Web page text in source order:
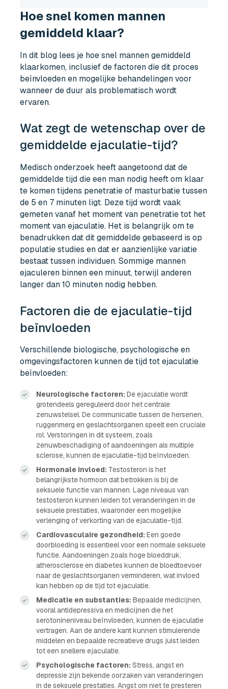
Hoe snel komen mannen
gemiddeld klaar?
In dit blog lees je hoe snel mannen gemiddeld
klaarkomen, inclusief de factoren die dit proces
beïnvloeden en mogelijke behandelingen voor
wanneer de duur als problematisch wordt
ervaren.
Wat zegt de wetenschap over de
gemiddelde ejaculatie-tijd?
Medisch onderzoek heeft aangetoond dat de
gemiddelde tijd die een man nodig heeft om klaar
te komen tijdens penetratie of masturbatie tussen
de 5 en 7 minuten ligt. Deze tijd wordt vaak
gemeten vanaf het moment van penetratie tot het
moment van ejaculatie. Het is belangrijk om te
benadrukken dat dit gemiddelde gebaseerd is op
populatie studies en dat er aanzienlijke variatie
bestaat tussen individuen. Sommige mannen
ejaculeren binnen een minuut, terwijl anderen
langer dan 10 minuten nodig hebben.
Factoren die de ejaculatie-tijd
beïnvloeden
Verschillende biologische, psychologische en
omgevingsfactoren kunnen de tijd tot ejaculatie
beïnvloeden:
Neurologische factoren: De ejaculatie wordt
grotendeels gereguleerd door het centrale
zenuwstelsel. De communicatie tussen de hersenen,
ruggenmerg en geslachtsorganen speelt een cruciale
rol. Verstoringen in dit systeem, zoals
zenuwbeschadiging of aandoeningen als multiple
sclerose, kunnen de ejaculatie-tijd beïnvloeden.
Hormonale invloed: Testosteron is het
belangrijkste hormoon dat betrokken is bij de
seksuele functie van mannen. Lage niveaus van
testosteron kunnen leiden tot veranderingen in de
seksuele prestaties, waaronder een mogelijke
verlenging of verkorting van de ejaculatie-tijd.
Cardiovasculaire gezondheid: Een goede
doorbloeding is essentieel voor een normale seksuele
functie. Aandoeningen zoals hoge bloeddruk,
atherosclerose en diabetes kunnen de bloedtoevoer
naar de geslachtsorganen verminderen, wat invloed
kan hebben op de tijd tot ejaculatie.
Medicatie en substanties: Bepaalde medicijnen,
vooral antidepressiva en medicijnen die het
serotonineniveau beïnvloeden, kunnen de ejaculatie
vertragen. Aan de andere kant kunnen stimulerende
middelen en bepaalde recreatieve drugs juist leiden
tot een snellere ejaculatie.
Psychologische factoren: Stress, angst en
depressie zijn bekende oorzaken van veranderingen
in de seksuele prestaties. Angst om niet te presteren